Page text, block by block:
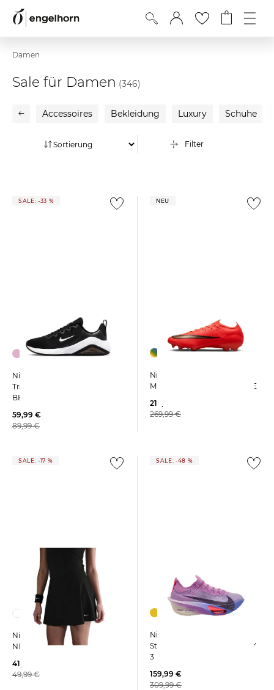
Damen
Sale für Damen (346)
Accessoires Bekleidung Luxury Schuhe
Filter
SALE: -33 %
+13
Nike | Damen
Trainingsschuhe AIR MAX
BELLA 7
59,99 €
89,99 €
NEU
Nike | Fußballschuhe Rasen
MERCURIAL VAPOR 17 ELITE
215,99 €
269,99 €
SALE: -17 %
Nike | Damen Tennisrock
NIKE VICTORY Regular Fit
41,65 €
49,99 €
SALE: -48 %
Nike | Damen
Straßenlaufschuh ALPHAFLY
3
159,99 €
309,99 €